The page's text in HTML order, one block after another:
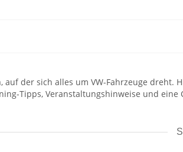
auf der sich alles um VW-Fahrzeuge dreht.
Tipps, Veranstaltungshinweise und